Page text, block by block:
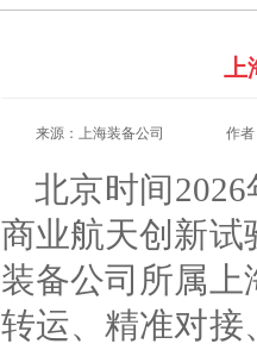
上
来源：上海装备公司 作
北京时间
商业航天创新试
装备公司所属
转运、精准对接